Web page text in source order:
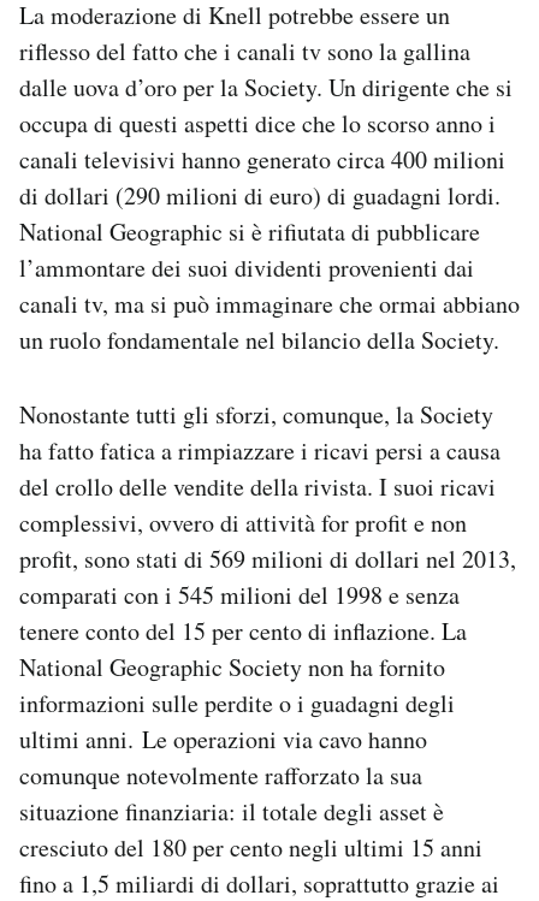
La moderazione di Knell potrebbe essere un
riflesso del fatto che i canali tv sono la gallina
dalle uova d’oro per la Society. Un dirigente che si
occupa di questi aspetti dice che lo scorso anno i
canali televisivi hanno generato circa 400 milioni
di dollari (290 milioni di euro) di guadagni lordi.
National Geographic si è rifiutata di pubblicare
l’ammontare dei suoi dividenti provenienti dai
canali tv, ma si può immaginare che ormai abbiano
un ruolo fondamentale nel bilancio della Society.
Nonostante tutti gli sforzi, comunque, la Society
ha fatto fatica a rimpiazzare i ricavi persi a causa
del crollo delle vendite della rivista. I suoi ricavi
complessivi, ovvero di attività for profit e non
profit, sono stati di 569 milioni di dollari nel 2013,
comparati con i 545 milioni del 1998 e senza
tenere conto del 15 per cento di inflazione. La
National Geographic Society non ha fornito
informazioni sulle perdite o i guadagni degli
ultimi anni. Le operazioni via cavo hanno
comunque notevolmente rafforzato la sua
situazione finanziaria: il totale degli asset è
cresciuto del 180 per cento negli ultimi 15 anni
fino a 1,5 miliardi di dollari, soprattutto grazie ai